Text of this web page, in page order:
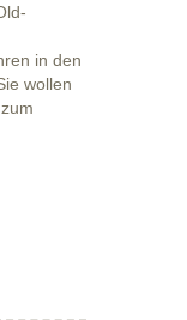
in den
wollen